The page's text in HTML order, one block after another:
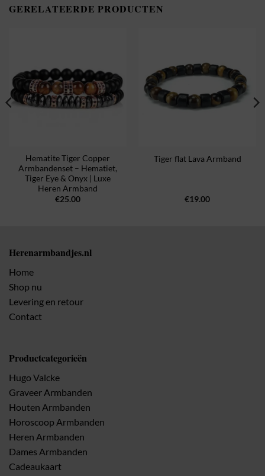
GERELATEERDE PRODUCTEN
Hematite Tiger Copper
Armbandenset – Hematiet,
Tiger Eye & Onyx | Luxe
Heren Armband
€25.00
Tiger flat Lava Armband
€19.00
Herenarmbandjes.nl
Home
Shop nu
Levering en retour
Contact
Productcategorieën
Hugo Valcke
Graveer Armbanden
Houten Armbanden
Horoscoop Armbanden
Heren Armbanden
Dames Armbanden
Cadeaukaart